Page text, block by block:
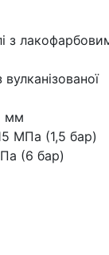
з
мм
МПа (1,5 бар)
(6 бар)